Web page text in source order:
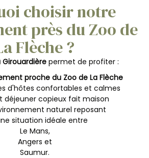
choisir notre
près du Zoo de
Flèche ?
Girouardière permet de profiter :
proche du Zoo de La Flèche
d'hôtes confortables et calmes
déjeuner copieux fait maison
naturel reposant
situation idéale entre
Le Mans,
Angers et
Saumur.